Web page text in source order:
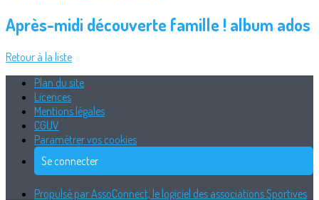
Après-midi découverte famille ! album ados
Retour à la liste
Plan du site
Licences
Mentions légales
CGUV
Paramétrer vos cookies
Se connecter
Propulsé par AssoConnect, le logiciel des associations Sportives